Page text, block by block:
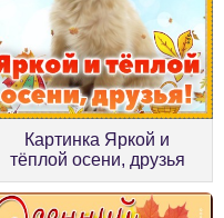
Картинка Яркой и
тёплой осени, друзья